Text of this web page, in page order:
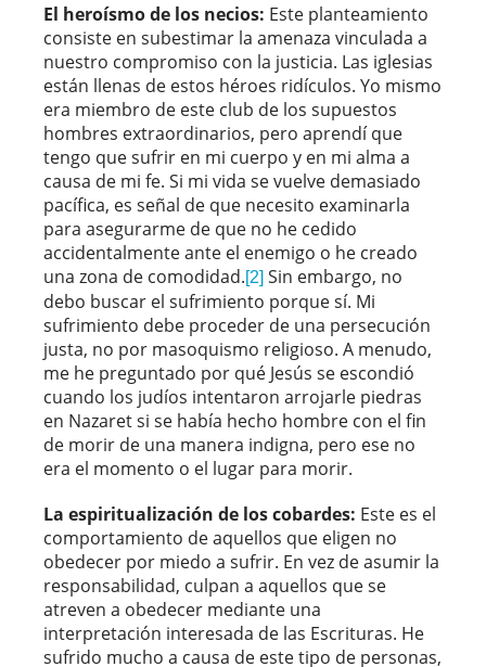
El heroísmo de los necios: Este planteamiento
consiste en subestimar la amenaza vinculada a
nuestro compromiso con la justicia. Las iglesias
están llenas de estos héroes ridículos. Yo mismo
era miembro de este club de los supuestos
hombres extraordinarios, pero aprendí que
tengo que sufrir en mi cuerpo y en mi alma a
causa de mi fe. Si mi vida se vuelve demasiado
pacífica, es señal de que necesito examinarla
para asegurarme de que no he cedido
accidentalmente ante el enemigo o he creado
una zona de comodidad.[2] Sin embargo, no
debo buscar el sufrimiento porque sí. Mi
sufrimiento debe proceder de una persecución
justa, no por masoquismo religioso. A menudo,
me he preguntado por qué Jesús se escondió
cuando los judíos intentaron arrojarle piedras
en Nazaret si se había hecho hombre con el fin
de morir de una manera indigna, pero ese no
era el momento o el lugar para morir.
La espiritualización de los cobardes: Este es el
comportamiento de aquellos que eligen no
obedecer por miedo a sufrir. En vez de asumir la
responsabilidad, culpan a aquellos que se
atreven a obedecer mediante una
interpretación interesada de las Escrituras. He
sufrido mucho a causa de este tipo de personas,